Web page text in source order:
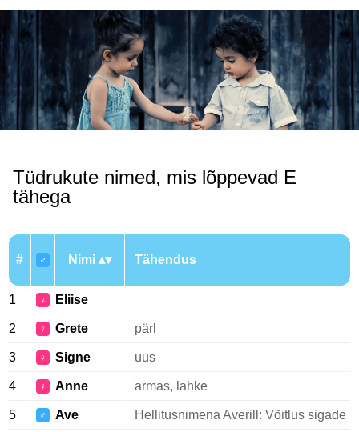
Tüdrukute nimed, mis lõppevad E
tähega
# ♂ Nimi Tähendus
1 ♀ Eliise
2 ♀ Grete pärl
3 ♀ Signe uus
4 ♀ Anne armas, lahke
5 ♂ Ave Hellitusnimena Averill: Võitlus sigade